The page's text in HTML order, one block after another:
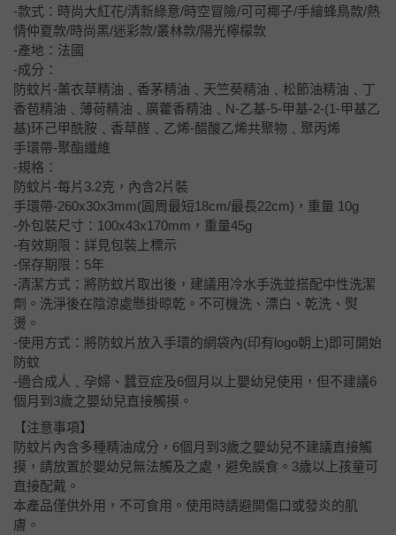
-款式：時尚大紅花/清新綠意/時空冒險/可可椰子/手繪蜂鳥款/熱
情仲夏款/時尚黑/迷彩款/叢林款/陽光檸檬款
-產地：法國
-成分：
防蚊片-薰衣草精油﹑香茅精油﹑天竺葵精油﹑松節油精油﹑丁
香苞精油﹑薄荷精油﹑廣藿香精油﹑N-乙基-5-甲基-2-(1-甲基乙
基)环己甲酰胺﹑香草醛﹑乙烯-醋酸乙烯共聚物﹑聚丙烯
手環帶-聚酯纖維
-規格：
防蚊片-每片3.2克，內含2片裝
手環帶-260x30x3mm(圓周最短18cm/最長22cm)，重量 10g
-外包裝尺寸：100x43x170mm，重量45g
-有效期限：詳見包裝上標示
-保存期限：5年
-清潔方式：將防蚊片取出後，建議用冷水手洗並搭配中性洗潔
劑。洗淨後在陰涼處懸掛晾乾。不可機洗、漂白、乾洗、熨
燙。
-使用方式：將防蚊片放入手環的網袋內(印有logo朝上)即可開始
防蚊
-適合成人﹑孕婦、蠶豆症及6個月以上嬰幼兒使用，但不建議6
個月到3歲之嬰幼兒直接觸摸。
【注意事項】
防蚊片內含多種精油成分，6個月到3歲之嬰幼兒不建議直接觸
摸，請放置於嬰幼兒無法觸及之處，避免誤食。3歲以上孩童可
直接配戴。
本產品僅供外用，不可食用。使用時請避開傷口或發炎的肌
膚。